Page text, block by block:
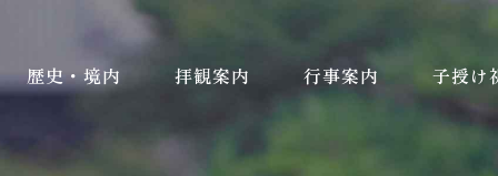
歴史・境内 拝観案内 行事案内 子授け